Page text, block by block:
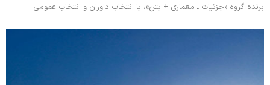
برنده گروه «جزئیات ـ معماری + بتن»، با انتخاب داوران و انتخاب عمومی